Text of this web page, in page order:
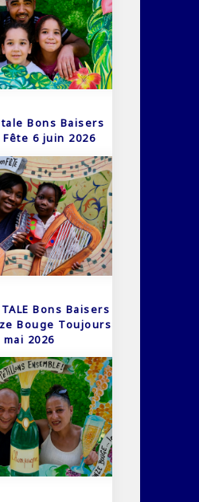
Bons Baisers
Fête 6 juin 2026
Bons Baisers
Bouge Toujours
mai 2026